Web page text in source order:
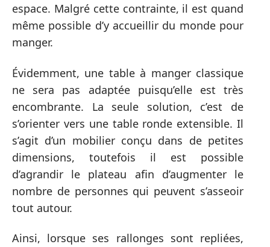
espace. Malgré cette contrainte, il est quand
même possible d’y accueillir du monde pour
manger.
Évidemment, une table à manger classique
ne sera pas adaptée puisqu’elle est très
encombrante. La seule solution, c’est de
s’orienter vers une table ronde extensible. Il
s’agit d’un mobilier conçu dans de petites
dimensions, toutefois il est possible
d’agrandir le plateau afin d’augmenter le
nombre de personnes qui peuvent s’asseoir
tout autour.
Ainsi, lorsque ses rallonges sont repliées,